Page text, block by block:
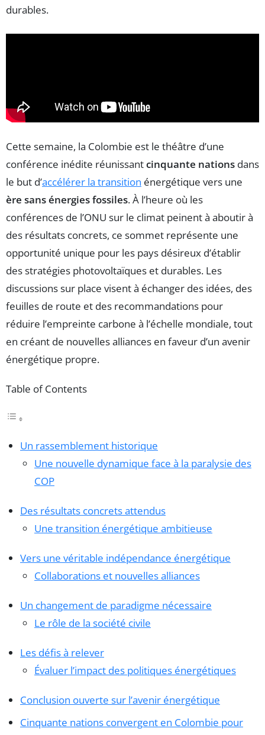
durables.
Cette semaine, la Colombie est le théâtre d’une
conférence inédite réunissantcinquante nations dans
le but d’accélérer la transition énergétique vers une
ère sans énergies fossiles. À l’heure où les
conférences de l’ONU sur le climat peinent à aboutir à
des résultats concrets, ce sommet représente une
opportunité unique pour les pays désireux d’établir
des stratégies photovoltaïques et durables. Les
discussions sur place visent à échanger des idées, des
feuilles de route et des recommandations pour
réduire l’empreinte carbone à l’échelle mondiale, tout
en créant de nouvelles alliances en faveur d’un avenir
énergétique propre.
Table of Contents
Un rassemblement historique
Une nouvelle dynamique face à la paralysie des
COP
Des résultats concrets attendus
Une transition énergétique ambitieuse
Vers une véritable indépendance énergétique
Collaborations et nouvelles alliances
Un changement de paradigme nécessaire
Le rôle de la société civile
Les défis à relever
Évaluer l’impact des politiques énergétiques
Conclusion ouverte sur l’avenir énergétique
Cinquante nations convergent en Colombie pour